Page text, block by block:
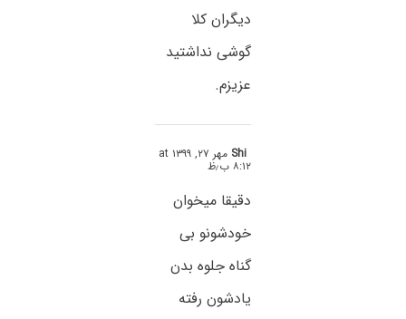
دیگران کلا
گوشی نداشتید
عزیزم.
Shi مهر ۲۷, ۱۳۹۹ at
۸:۱۲ ب٫ظ
دقیقا میخوان
خودشونو بی
گناه جلوه بدن
یادشون رفته